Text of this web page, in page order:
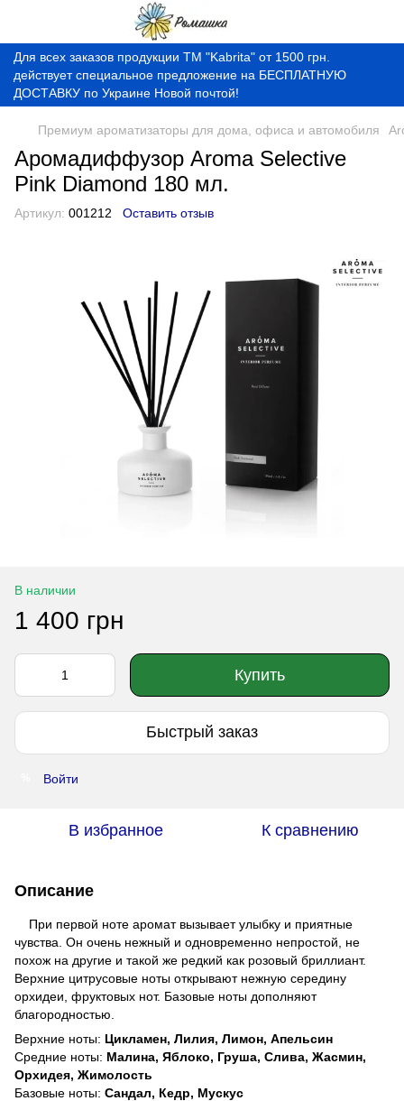
Для всех заказов продукции ТМ "Kabrita" от 1500 грн.
действует специальное предложение на БЕСПЛАТНУЮ
ДОСТАВКУ по Украине Новой почтой!
Премиум ароматизаторы для дома, офиса и автомобиля
Аромадиффузор Aroma Selective
Pink Diamond 180 мл.
Артикул: 001212 Оставить отзыв
В наличии
1 400 грн
Купить
Быстрый заказ
Войти
В избранное К сравнению
Описание
При первой ноте аромат вызывает улыбку и приятные
чувства. Он очень нежный и одновременно непростой, не
похож на другие и такой же редкий как розовый бриллиант.
Верхние цитрусовые ноты открывают нежную середину
орхидеи, фруктовых нот. Базовые ноты дополняют
благородностью.
Верхние ноты: Цикламен, Лилия, Лимон, Апельсин
Средние ноты: Малина, Яблоко, Груша, Слива, Жасмин,
Орхидея, Жимолость
Базовые ноты: Сандал, Кедр, Мускус